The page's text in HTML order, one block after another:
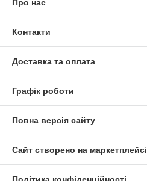
Про нас
Контакти
Доставка та оплата
Графік роботи
Повна версія сайту
Сайт створено на маркетплейсі